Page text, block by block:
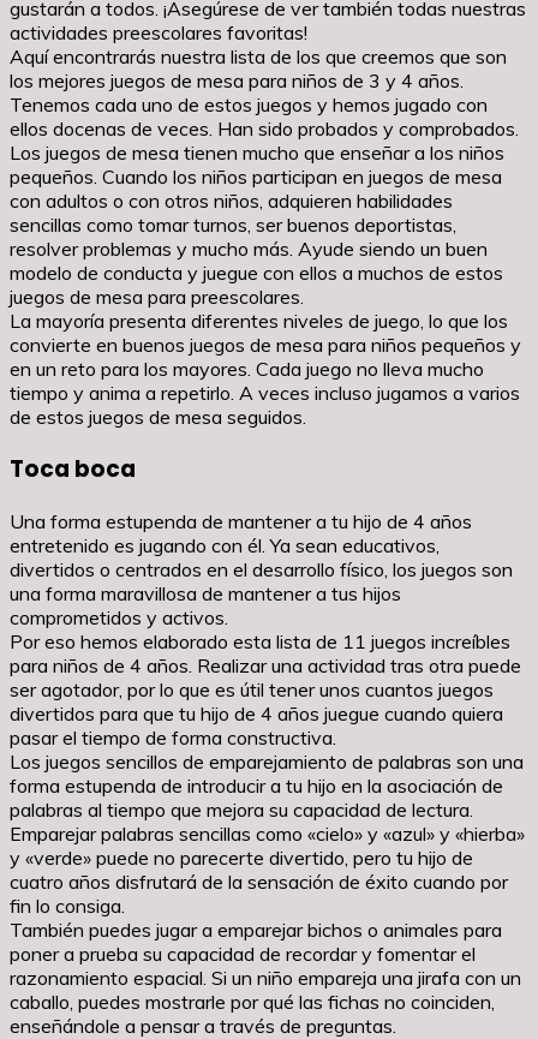
gustarán a todos. ¡Asegúrese de ver también todas nuestras
actividades preescolares favoritas!
Aquí encontrarás nuestra lista de los que creemos que son
los mejores juegos de mesa para niños de 3 y 4 años.
Tenemos cada uno de estos juegos y hemos jugado con
ellos docenas de veces. Han sido probados y comprobados.
Los juegos de mesa tienen mucho que enseñar a los niños
pequeños. Cuando los niños participan en juegos de mesa
con adultos o con otros niños, adquieren habilidades
sencillas como tomar turnos, ser buenos deportistas,
resolver problemas y mucho más. Ayude siendo un buen
modelo de conducta y juegue con ellos a muchos de estos
juegos de mesa para preescolares.
La mayoría presenta diferentes niveles de juego, lo que los
convierte en buenos juegos de mesa para niños pequeños y
en un reto para los mayores. Cada juego no lleva mucho
tiempo y anima a repetirlo. A veces incluso jugamos a varios
de estos juegos de mesa seguidos.
Toca boca
Una forma estupenda de mantener a tu hijo de 4 años
entretenido es jugando con él. Ya sean educativos,
divertidos o centrados en el desarrollo físico, los juegos son
una forma maravillosa de mantener a tus hijos
comprometidos y activos.
Por eso hemos elaborado esta lista de 11 juegos increíbles
para niños de 4 años. Realizar una actividad tras otra puede
ser agotador, por lo que es útil tener unos cuantos juegos
divertidos para que tu hijo de 4 años juegue cuando quiera
pasar el tiempo de forma constructiva.
Los juegos sencillos de emparejamiento de palabras son una
forma estupenda de introducir a tu hijo en la asociación de
palabras al tiempo que mejora su capacidad de lectura.
Emparejar palabras sencillas como «cielo» y «azul» y «hierba»
y «verde» puede no parecerte divertido, pero tu hijo de
cuatro años disfrutará de la sensación de éxito cuando por
fin lo consiga.
También puedes jugar a emparejar bichos o animales para
poner a prueba su capacidad de recordar y fomentar el
razonamiento espacial. Si un niño empareja una jirafa con un
caballo, puedes mostrarle por qué las fichas no coinciden,
enseñándole a pensar a través de preguntas.